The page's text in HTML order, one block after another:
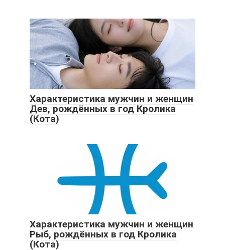
Характеристика мужчин и женщин
Дев, рождённых в год Кролика
(Кота)
Характеристика мужчин и женщин
Рыб, рождённых в год Кролика
(Кота)